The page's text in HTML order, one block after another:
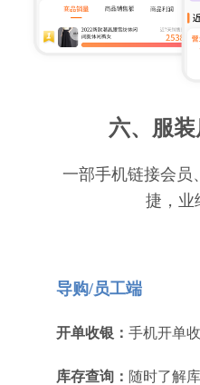
六、服
一部手机链接会员
捷，业
导购/员工端
开单收银： 手机开单
库存查询： 随时了解